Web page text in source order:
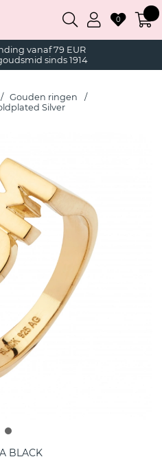
vanaf 79 EUR
sinds 1914
0
Gouden ringen
Silver
BLACK